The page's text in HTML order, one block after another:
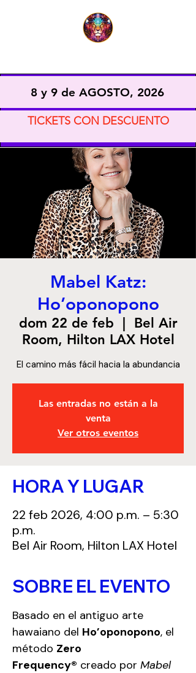
8 y 9 de AGOSTO, 2026
TICKETS CON DESCUENTO
Mabel Katz:
Ho’oponopono
dom 22 de feb
Bel Air
Room, Hilton LAX Hotel
El camino más fácil hacia la abundancia
Las entradas no están a la
venta
Ver otros eventos
HORA Y LUGAR
22 feb 2026, 4:00 p.m. – 5:30
p.m.
Bel Air Room, Hilton LAX Hotel
SOBRE EL EVENTO
Basado en el antiguo arte
hawaiano del Ho’oponopono, el
método Zero
Frequency® creado por Mabel